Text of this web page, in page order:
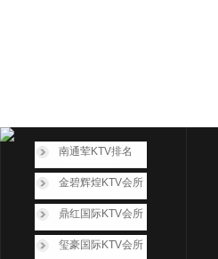
南通荤KTV排名
金碧辉煌KTV会所
鼎红国际KTV会所
玺豪国际KTV会所